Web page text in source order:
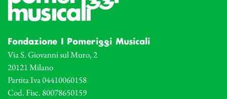
Fondazione I Pomeriggi Musicali
Via S. Giovanni sul Muro, 2
20121 Milano
Partita Iva 04410060158
Cod. Fisc. 80078650159